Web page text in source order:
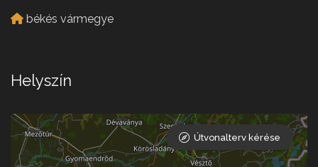
békés vármegye
Helyszín
Útvonalterv kérése